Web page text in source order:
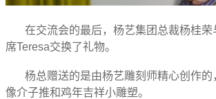
在交流会的最后，杨艺集团总裁杨桂荣
席Teresa交换了礼物。
杨总赠送的是由杨艺雕刻师精心创作
像介子推和鸡年吉祥小雕塑。